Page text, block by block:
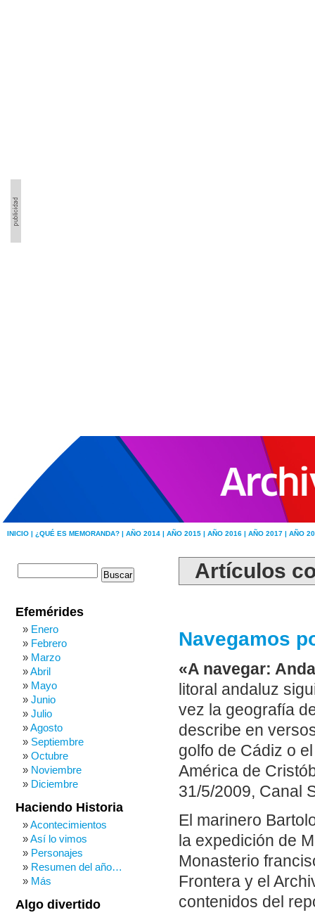
INICIO | ¿QUÉ ES MEMORANDA? | AÑO 2014 | AÑO 2015 | AÑO 2016 | AÑO 2017 | AÑO
Artículos
Navegamos
«A navegar:
litoral andaluz
vez la geografía
describe en
golfo de Cádiz o
América de
31/5/2009, Canal
El marinero
la expedición de
Monasterio
Frontera y el
contenidos del
Efemérides
Enero
Febrero
Marzo
Abril
Mayo
Junio
Julio
Agosto
Septiembre
Octubre
Noviembre
Diciembre
Haciendo Historia
Acontecimientos
Así lo vimos
Personajes
Resumen del año…
Más
Algo divertido